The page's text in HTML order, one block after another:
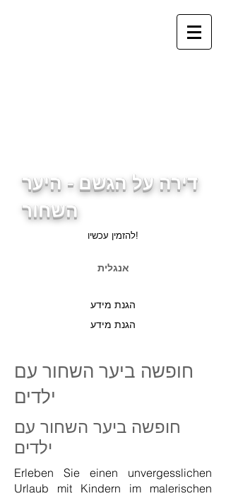
להזמין עכשיו!
דירה על הגשם - היער
השחור
אנגלית
הגנת מידע
הגנת מידע
חופשה ביער השחור עם
ילדים
חופשה ביער השחור עם
ילדים
Erleben Sie einen unvergesslichen
Urlaub mit Kindern im malerischen